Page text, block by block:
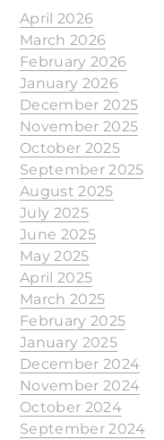
April 2026
March 2026
February 2026
January 2026
December 2025
November 2025
October 2025
September 2025
August 2025
July 2025
June 2025
May 2025
April 2025
March 2025
February 2025
January 2025
December 2024
November 2024
October 2024
September 2024